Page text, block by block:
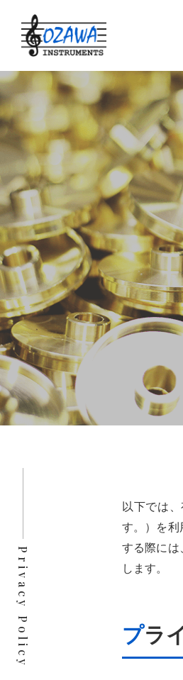
Privacy Policy
以下では
す。）を利
する際には
します。
プ